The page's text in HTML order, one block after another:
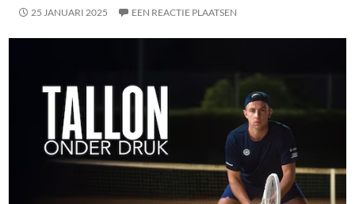
25 JANUARI 2025 EEN REACTIE PLAATSEN